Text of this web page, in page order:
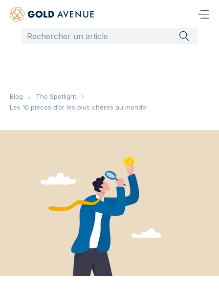
Blog
The Spotlight
Les 10 pièces d’or les plus chères au monde